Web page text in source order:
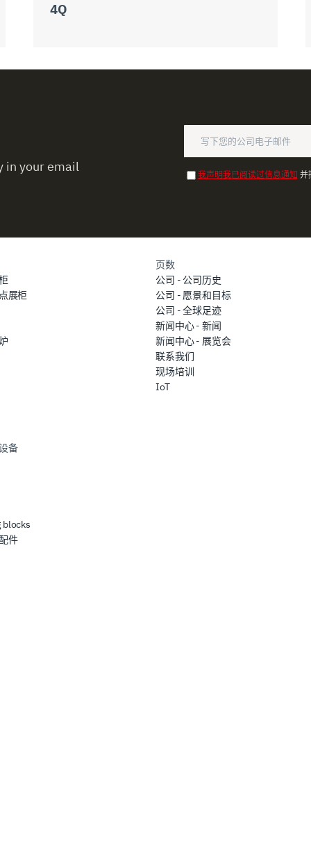
4Q
in your email
我声明我已阅读过信息通知 并
展柜
备
blocks
件
页数
公司 - 公司历史
公司 - 愿景和目标
公司 - 全球足迹
新闻中心 - 新闻
新闻中心 - 展览会
联系我们
现场培训
IoT